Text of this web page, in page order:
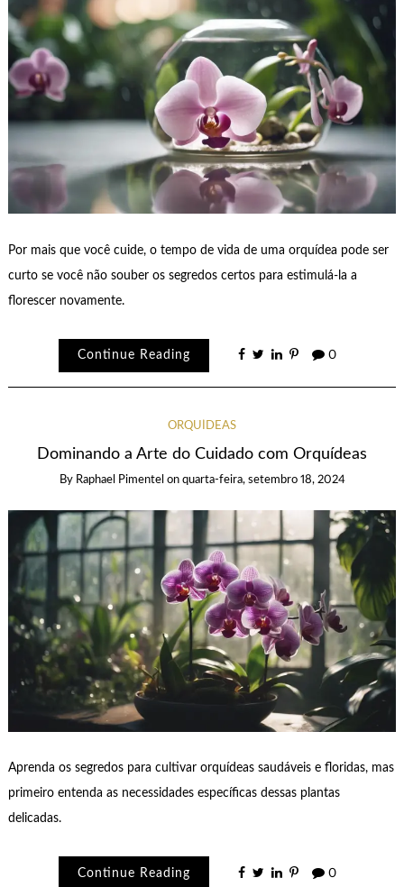
Por mais que você cuide, o tempo de vida de uma orquídea pode ser
curto se você não souber os segredos certos para estimulá-la a
florescer novamente.
Continue Reading 0
ORQUÍDEAS
Dominando a Arte do Cuidado com Orquídeas
By Raphael Pimentel on quarta-feira, setembro 18, 2024
Aprenda os segredos para cultivar orquídeas saudáveis e floridas, mas
primeiro entenda as necessidades específicas dessas plantas
delicadas.
Continue Reading 0